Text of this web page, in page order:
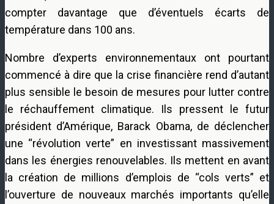
compter davantage que d’éventuels écarts de
température dans 100 ans.
Nombre d’experts environnementaux ont pourtant
commencé à dire que la crise financière rend d’autant
plus sensible le besoin de mesures pour lutter contre
le réchauffement climatique. Ils pressent le futur
président d’Amérique, Barack Obama, de déclencher
une “révolution verte” en investissant massivement
dans les énergies renouvelables. Ils mettent en avant
la création de millions d’emplois de “cols verts” et
l’ouverture de nouveaux marchés importants qu’elle